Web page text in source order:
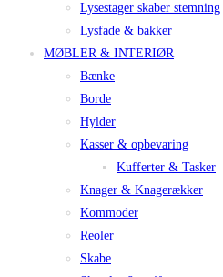
Lysestager skaber stemning
Lysfade & bakker
MØBLER & INTERIØR
Bænke
Borde
Hylder
Kasser & opbevaring
Kufferter & Tasker
Knager & Knagerækker
Kommoder
Reoler
Skabe